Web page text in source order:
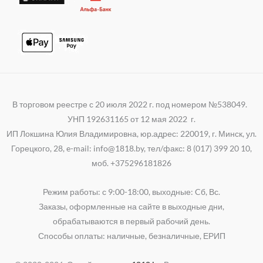
В торговом реестре с 20 июля 2022 г. под номером №538049.
УНП 192631165 от 12 мая 2022 г.
ИП Локшина Юлия Владимировна, юр.адрес: 220019, г. Минск, ул.
Горецкого, 28, e-mail: info@1818.by, тел/факс: 8 (017) 399 20 10,
моб. +375296181826
Режим работы: с 9:00-18:00, выходные: Cб, Вс.
Заказы, оформленные на сайте в выходные дни,
обрабатываются в первый рабочий день.
Способы оплаты: наличные, безналичные, ЕРИП